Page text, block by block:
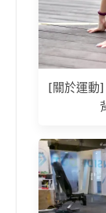
[關於運動]